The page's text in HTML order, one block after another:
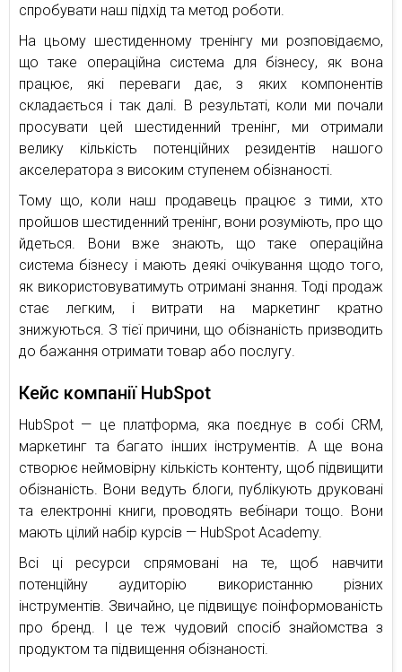
спробувати наш підхід та метод роботи.
На цьому шестиденному тренінгу ми розповідаємо,
що таке операційна система для бізнесу, як вона
працює, які переваги дає, з яких компонентів
складається і так далі. В результаті, коли ми почали
просувати цей шестиденний тренінг, ми отримали
велику кількість потенційних резидентів нашого
акселератора з високим ступенем обізнаності.
Тому що, коли наш продавець працює з тими, хто
пройшов шестиденний тренінг, вони розуміють, про що
йдеться. Вони вже знають, що таке операційна
система бізнесу і мають деякі очікування щодо того,
як використовуватимуть отримані знання. Тоді продаж
стає легким, і витрати на маркетинг кратно
знижуються. З тієї причини, що обізнаність призводить
до бажання отримати товар або послугу.
Кейс компанії HubSpot
HubSpot — це платформа, яка поєднує в собі CRM,
маркетинг та багато інших інструментів. А ще вона
створює неймовірну кількість контенту, щоб підвищити
обізнаність. Вони ведуть блоги, публікують друковані
та електронні книги, проводять вебінари тощо. Вони
мають цілий набір курсів — HubSpot Academy.
Всі ці ресурси спрямовані на те, щоб навчити
потенційну аудиторію використанню різних
інструментів. Звичайно, це підвищує поінформованість
про бренд. І це теж чудовий спосіб знайомства з
продуктом та підвищення обізнаності.